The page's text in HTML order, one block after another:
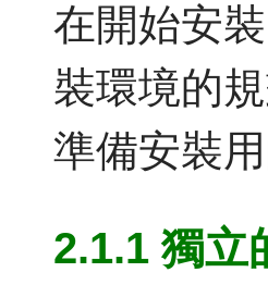
在開始安
裝環境的
準備安裝用
2.1.1 獨立